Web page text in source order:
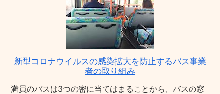
新型コロナウイルスの感染拡大を防止するバス事業
者の取り組み
満員のバスは3つの密に当てはまることから、バスの窓